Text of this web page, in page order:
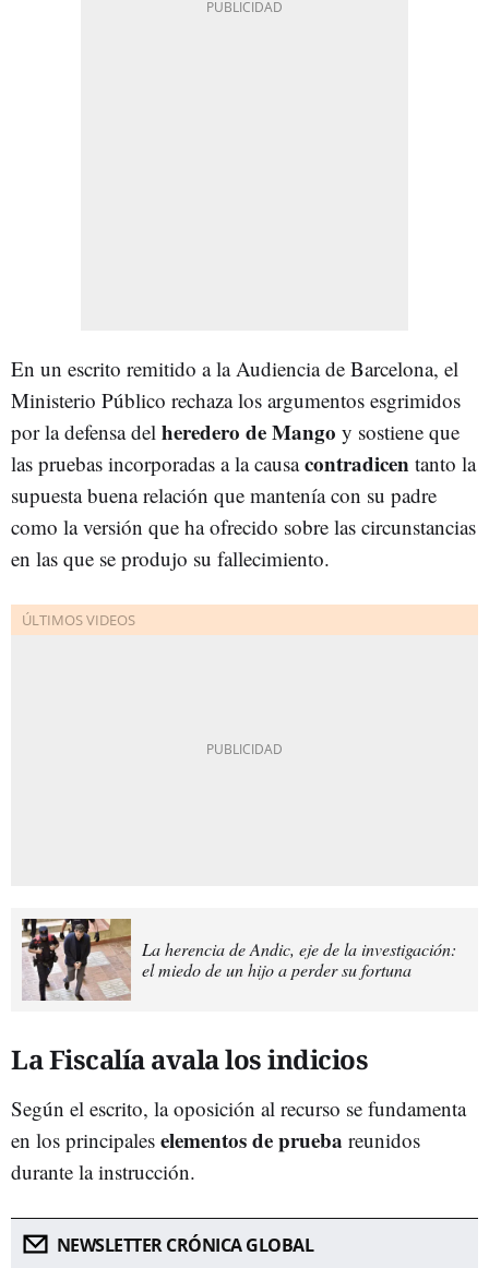
En un escrito remitido a la Audiencia de Barcelona, el
Ministerio Público rechaza los argumentos esgrimidos
por la defensa del heredero de Mango y sostiene que
las pruebas incorporadas a la causacontradicen tanto la
supuesta buena relación que mantenía con su padre
como la versión que ha ofrecido sobre las circunstancias
en las que se produjo su fallecimiento.
La herencia de Andic, eje de la investigación:
el miedo de un hijo a perder su fortuna
La Fiscalía avala los indicios
Según el escrito, la oposición al recurso se fundamenta
en los principales elementos de prueba reunidos
durante la instrucción.
NEWSLETTER CRÓNICA GLOBAL